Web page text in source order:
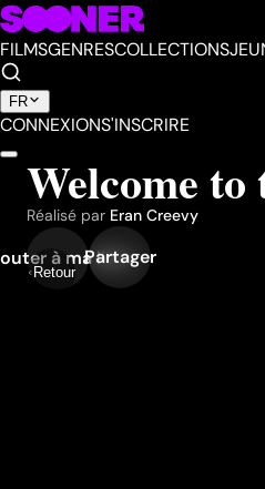
FILMSGENRESCOLLECTIONS
FR
CONNEXIONS'INSCRIRE
Retour
Welcome to
Réalisé par Eran Creevy
à ma liste
Partager